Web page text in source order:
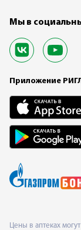
Мы в
Приложение
Цены в аптеках